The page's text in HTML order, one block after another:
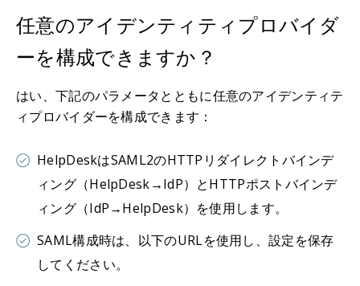
任意のアイデンティティプロバイダ
ーを構成できますか？
はい、下記のパラメータとともに任意のアイデンティテ
ィプロバイダーを構成できます：
HelpDeskはSAML2のHTTPリダイレクトバインデ
ィング（HelpDesk→IdP）とHTTPポストバインデ
ィング（IdP→HelpDesk）を使用します。
SAML構成時は、以下のURLを使用し、設定を保存
してください。